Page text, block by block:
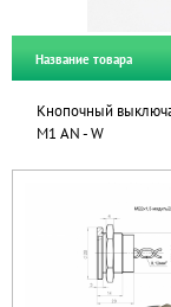
Название товара
Кнопочный
M1 AN - W